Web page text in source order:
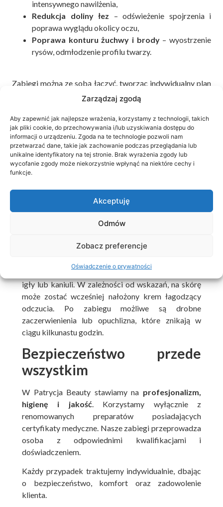
Zarządzaj zgodą
Aby zapewnić jak najlepsze wrażenia, korzystamy z technologii, takich
jak pliki cookie, do przechowywania i/lub uzyskiwania dostępu do
informacji o urządzeniu. Zgoda na te technologie pozwoli nam
przetwarzać dane, takie jak zachowanie podczas przeglądania lub
unikalne identyfikatory na tej stronie. Brak wyrażenia zgody lub
wycofanie zgody może niekorzystnie wpłynąć na niektóre cechy i
funkcje.
Akceptuję
Odmów
Zobacz preferencje
Oświadczenie o prywatności
intensywnego nawilżenia,
Redukcja doliny łez – odświeżenie spojrzenia i
poprawa wyglądu okolicy oczu,
Poprawa konturu żuchwy i brody– wyostrzenie
rysów, odmłodzenie profilu twarzy.
Zabiegi można ze sobą łączyć, tworząc indywidualny plan
terapeutyczny dostosowany do Twoich potrzeb.
Jak przebiega zabieg? Czy trzeba
się go obawiać?
Zabieg z wykorzystaniem wypełniaczy trwa od 20
konsultacja, podczas której specjalista:
omawia potrzeby i oczekiwania klientki,
analizuje proporcje twarzy,
Podanie preparatu odbywa się za pomocą cienkiej
igły lub kaniuli. W zależności od wskazań, na skórę
może zostać wcześniej nałożony krem łagodzący
odczucia. Po zabiegu możliwe są drobne
zaczerwienienia lub opuchlizna, które znikają w
ciągu kilkunastu godzin.
Bezpieczeństwo przede
wszystkim
W Patrycja Beauty stawiamy na profesjonalizm,
higienę i jakość. Korzystamy wyłącznie z
renomowanych preparatów posiadających
certyfikaty medyczne. Nasze zabiegi przeprowadza
osoba z odpowiednimi kwalifikacjami i
doświadczeniem.
Każdy przypadek traktujemy indywidualnie, dbając
o bezpieczeństwo, komfort oraz zadowolenie
klienta.